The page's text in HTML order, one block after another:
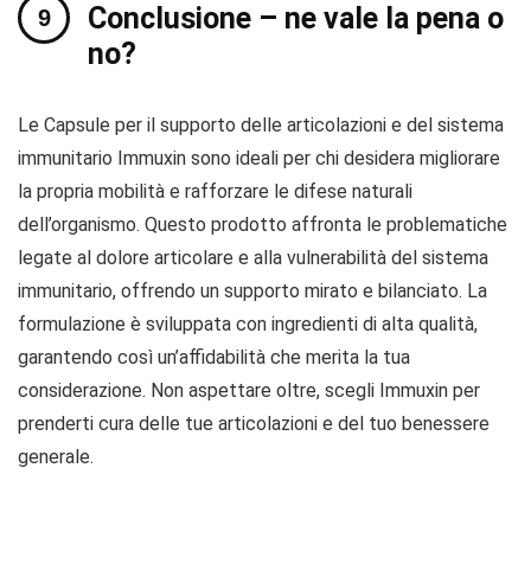
Conclusione – ne vale la pena o
no?
Le Capsule per il supporto delle articolazioni e del sistema
immunitario Immuxin sono ideali per chi desidera migliorare
la propria mobilità e rafforzare le difese naturali
dell’organismo. Questo prodotto affronta le problematiche
legate al dolore articolare e alla vulnerabilità del sistema
immunitario, offrendo un supporto mirato e bilanciato. La
formulazione è sviluppata con ingredienti di alta qualità,
garantendo così un’affidabilità che merita la tua
considerazione. Non aspettare oltre, scegli Immuxin per
prenderti cura delle tue articolazioni e del tuo benessere
generale.